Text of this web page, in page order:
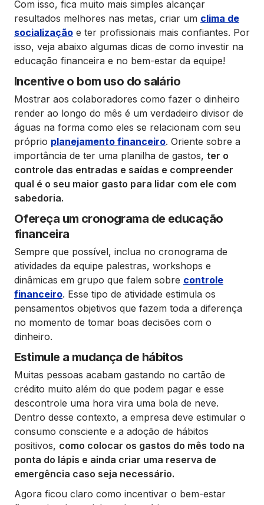
Com isso, fica muito mais simples alcançar
resultados melhores nas metas, criar um clima de
socialização e ter profissionais mais confiantes. Por
isso, veja abaixo algumas dicas de como investir na
educação financeira e no bem-estar da equipe!
Incentive o bom uso do salário
Mostrar aos colaboradores como fazer o dinheiro
render ao longo do mês é um verdadeiro divisor de
águas na forma como eles se relacionam com seu
próprio planejamento financeiro. Oriente sobre a
importância de ter uma planilha de gastos, ter o
controle das entradas e saídas e compreender
qual é o seu maior gasto para lidar com ele com
sabedoria.
Ofereça um cronograma de educação
financeira
Sempre que possível, inclua no cronograma de
atividades da equipe palestras, workshops e
dinâmicas em grupo que falem sobre controle
financeiro. Esse tipo de atividade estimula os
pensamentos objetivos que fazem toda a diferença
no momento de tomar boas decisões com o
dinheiro.
Estimule a mudança de hábitos
Muitas pessoas acabam gastando no cartão de
crédito muito além do que podem pagar e esse
descontrole uma hora vira uma bola de neve.
Dentro desse contexto, a empresa deve estimular o
consumo consciente e a adoção de hábitos
positivos, como colocar os gastos do mês todo na
ponta do lápis e ainda criar uma reserva de
emergência caso seja necessário.
Agora ficou claro como incentivar o bem-estar